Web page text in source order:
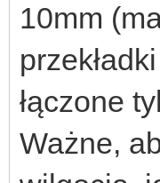
10mm
łączone
Ważne,